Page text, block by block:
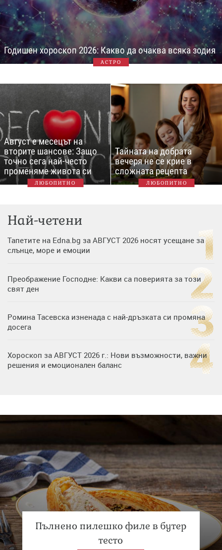
Годишен хороскоп 2026: Какво да очаква всяка зодия
АСТРО
Август е месецът на
вторите шансове: Защо
точно сега най-често
променяме живота си
ЛЮБОПИТНО
Тайната на добрата
вечеря не се крие в
сложната рецепта
ЛЮБОПИТНО
Най-четени
Тапетите на Edna.bg за АВГУСТ 2026 носят усещане за
слънце, море и емоции
Преображение Господне: Какви са поверията за този
свят ден
Ромина Тасевска изненада с най-дръзката си промяна
досега
Хороскоп за АВГУСТ 2026 г.: Нови възможности, важни
решения и емоционален баланс
Пълнено пилешко филе в бутер
тесто